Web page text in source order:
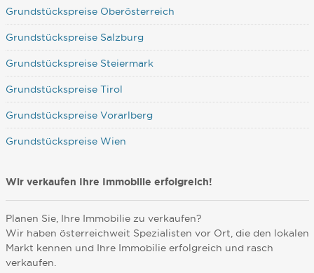
Grundstückspreise Oberösterreich
Grundstückspreise Salzburg
Grundstückspreise Steiermark
Grundstückspreise Tirol
Grundstückspreise Vorarlberg
Grundstückspreise Wien
Wir verkaufen Ihre Immobilie erfolgreich!
Planen Sie, Ihre Immobilie zu verkaufen?
Wir haben österreichweit Spezialisten vor Ort, die den lokalen
Markt kennen und Ihre Immobilie erfolgreich und rasch
verkaufen.